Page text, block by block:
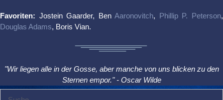
Favoriten: Jostein Gaarder, BenAaronovitch, Phillip P. Peterson,
Douglas Adams, Boris Vian.
"Wir liegen alle in der Gosse, aber manche von uns blicken zu den
Sternen empor." - Oscar Wilde